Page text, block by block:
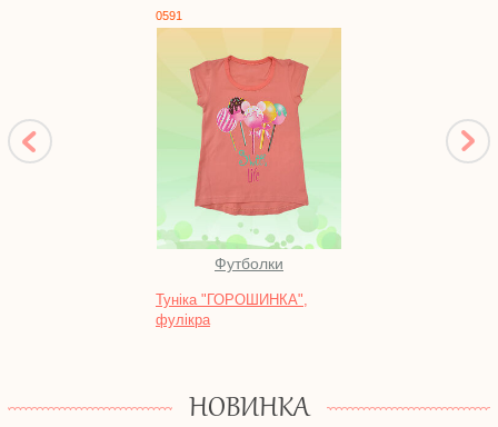
0591
Футболки
Туніка "ГОРОШИНКА",
фулікра
НОВИНКА